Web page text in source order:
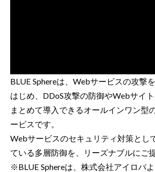
BLUE Sphereは、Webサービスの攻撃
はじめ、DDoS攻撃の防御やWebサイ
まとめて導入できるオールインワン型
ービスです。
Webサービスのセキュリティ対策とし
ている多層防御を、リーズナブルにご
※BLUE Sphereは、株式会社アイロバ